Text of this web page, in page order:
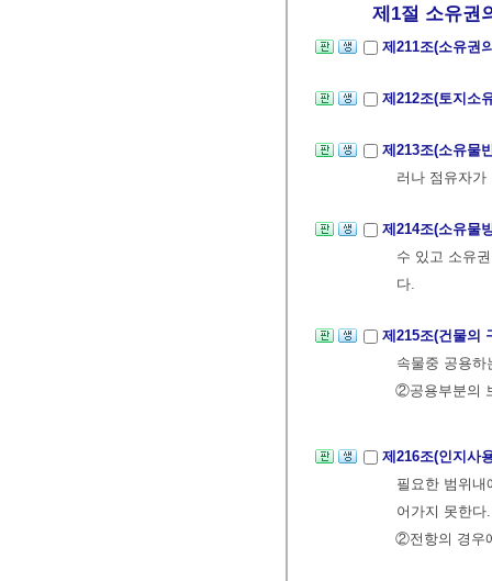
제1절 소유권
제211조(소유권
제212조(토지소
제213조(소유물
러나 점유자
제214조(소유물
수 있고 소유
다.
제215조(건물의
속물중 공용
②공용부분의
제216조(인지사
필요한 범위
어가지 못한다.
②전항의 경우